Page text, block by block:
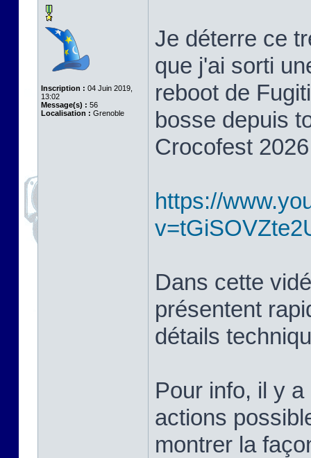
Inscription : 04 Juin 2019,
13:02
Message(s) : 56
Localisation : Grenoble
Je déterre ce
que j'ai sorti
reboot de
bosse depuis
Crocofest
https://
Dans cette
présentent
détails
Pour info, il y
actions
montrer la